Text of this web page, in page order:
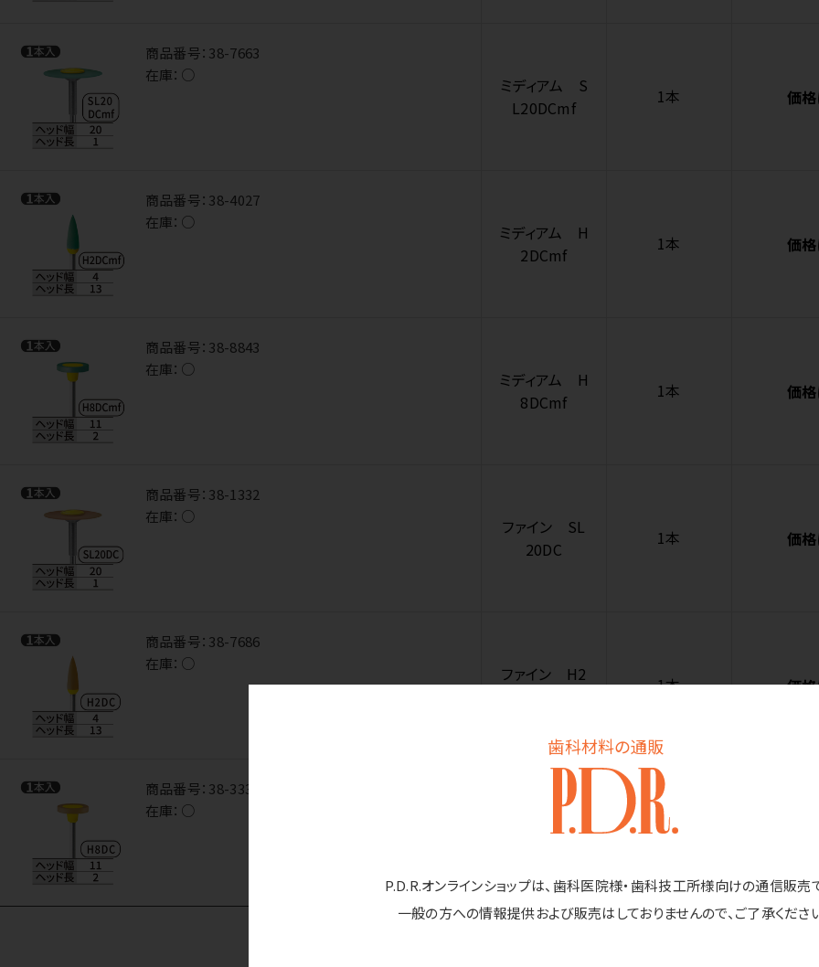
歯科材料の通販
P.D.R.オンラインショップは、歯科医院様・歯科技工所様向けの通信販売
一般の方への情報提供および販売はしておりませんので、ご了承くださ
商品番号： 38-7663
在庫： ○
ミディアム S
L20DCmf
1本 価
商品番号： 38-4027
在庫： ○
ミディアム H
2DCmf
1本 価
商品番号： 38-8843
在庫： ○
ミディアム H
8DCmf
1本 価
商品番号： 38-1332
在庫： ○
ファイン SL
20DC
1本 価
商品番号： 38-7686
在庫： ○
ファイン H2
1本 価
商品番号： 38-3337
在庫： ○
1本